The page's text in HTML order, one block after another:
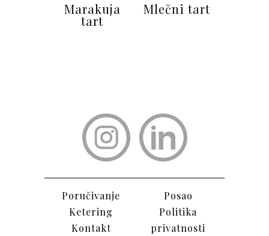
Marakuja
tart
Mlečni tart
Poručivanje
Ketering
Kontakt
Posao
Politika
privatnosti